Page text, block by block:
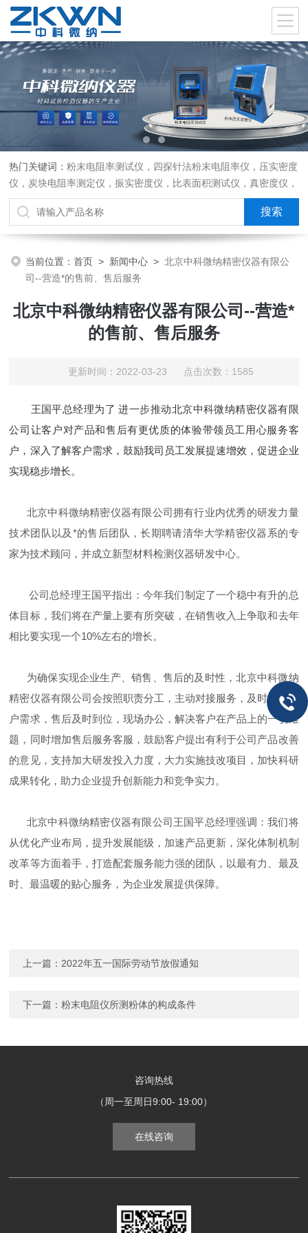
热门关键词：粉末电阻率测试仪，四探针法粉末电阻率仪，压实密度
仪，炭块电阻率测定仪，振实密度仪，比表面积测试仪，真密度仪，
炭块热膨胀仪，炭块透气率仪，炭块二氧化碳反应测定仪
当前位置：首页 > 新闻中心 >北京中科微纳精密仪器有限公
司--营造*的售前、售后服务
北京中科微纳精密仪器有限公司--营造*
的售前、售后服务
更新时间：2022-03-23 点击次数：1585
王国平总经理为了 进一步推动北京中科微纳精密仪器有限
公司让客户对产品和售后有更优质的体验带领员工用心服务客
户，深入了解客户需求，鼓励我司员工发展提速增效，促进企业
实现稳步增长。
北京中科微纳精密仪器有限公司拥有行业内优秀的研发力量
技术团队以及*的售后团队，长期聘请清华大学精密仪器系的专
家为技术顾问，并成立新型材料检测仪器研发中心。
公司总经理王国平指出：今年我们制定了一个稳中有升的总
体目标，我们将在产量上要有所突破，在销售收入上争取和去年
相比要实现一个10%左右的增长。
为确保实现企业生产、销售、售后的及时性，北京中科微纳
精密仪器有限公司会按照职责分工，主动对接服务，及时了解用
户需求，售后及时到位，现场办公，解决客户在产品上的一切难
题，同时增加售后服务客服，鼓励客户提出有利于公司产品改善
的意见，支持加大研发投入力度，大力实施技改项目，加快科研
成果转化，助力企业提升创新能力和竞争实力。
北京中科微纳精密仪器有限公司王国平总经理强调：我们将
从优化产业布局，提升发展能级，加速产品更新，深化体制机制
改革等方面着手，打造配套服务能力强的团队，以最有力、最及
时、最温暖的贴心服务，为企业发展提供保障。
上一篇： 2022年五一国际劳动节放假通知
下一篇：粉末电阻仪所测粉体的构成条件
咨询热线
（周一至周日9:00- 19:00）
在线咨询